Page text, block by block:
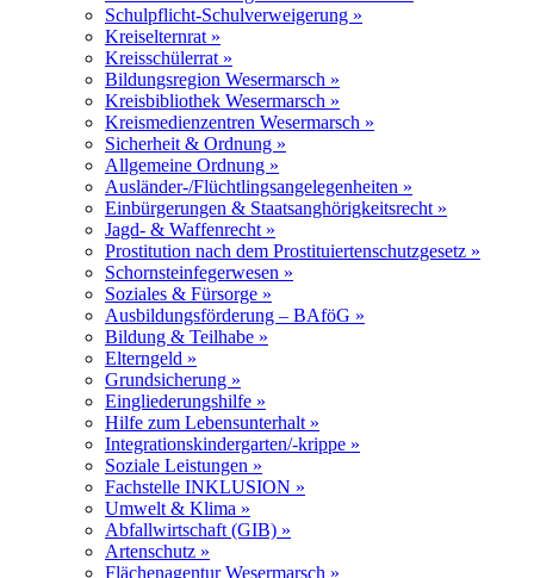
Schulpflicht-Schulverweigerung »
Kreiselternrat »
Kreisschülerrat »
Bildungsregion Wesermarsch »
Kreisbibliothek Wesermarsch »
Kreismedienzentren Wesermarsch »
Sicherheit & Ordnung »
Allgemeine Ordnung »
Ausländer-/Flüchtlingsangelegenheiten »
Einbürgerungen & Staatsanghörigkeitsrecht »
Jagd- & Waffenrecht »
Prostitution nach dem Prostituiertenschutzgesetz »
Schornsteinfegerwesen »
Soziales & Fürsorge »
Ausbildungsförderung – BAföG »
Bildung & Teilhabe »
Elterngeld »
Grundsicherung »
Eingliederungshilfe »
Hilfe zum Lebensunterhalt »
Integrationskindergarten/-krippe »
Soziale Leistungen »
Fachstelle INKLUSION »
Umwelt & Klima »
Abfallwirtschaft (GIB) »
Artenschutz »
Flächenagentur Wesermarsch »